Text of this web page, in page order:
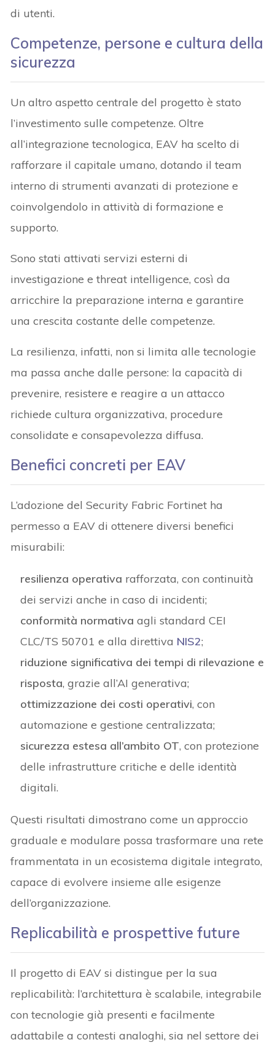
di utenti.
Competenze, persone e cultura della
sicurezza
Un altro aspetto centrale del progetto è stato
l’investimento sulle competenze. Oltre
all’integrazione tecnologica, EAV ha scelto di
rafforzare il capitale umano, dotando il team
interno di strumenti avanzati di protezione e
coinvolgendolo in attività di formazione e
supporto.
Sono stati attivati servizi esterni di
investigazione e threat intelligence, così da
arricchire la preparazione interna e garantire
una crescita costante delle competenze.
La resilienza, infatti, non si limita alle tecnologie
ma passa anche dalle persone: la capacità di
prevenire, resistere e reagire a un attacco
richiede cultura organizzativa, procedure
consolidate e consapevolezza diffusa.
Benefici concreti per EAV
L’adozione del Security Fabric Fortinet ha
permesso a EAV di ottenere diversi benefici
misurabili:
resilienza operativa rafforzata, con continuità
dei servizi anche in caso di incidenti;
conformità normativa agli standard CEI
CLC/TS 50701 e alla direttiva NIS2;
riduzione significativa dei tempi di rilevazione e
risposta, grazie all’AI generativa;
ottimizzazione dei costi operativi, con
automazione e gestione centralizzata;
sicurezza estesa all’ambito OT, con protezione
delle infrastrutture critiche e delle identità
digitali.
Questi risultati dimostrano come un approccio
graduale e modulare possa trasformare una rete
frammentata in un ecosistema digitale integrato,
capace di evolvere insieme alle esigenze
dell’organizzazione.
Replicabilità e prospettive future
Il progetto di EAV si distingue per la sua
replicabilità: l’architettura è scalabile, integrabile
con tecnologie già presenti e facilmente
adattabile a contesti analoghi, sia nel settore dei